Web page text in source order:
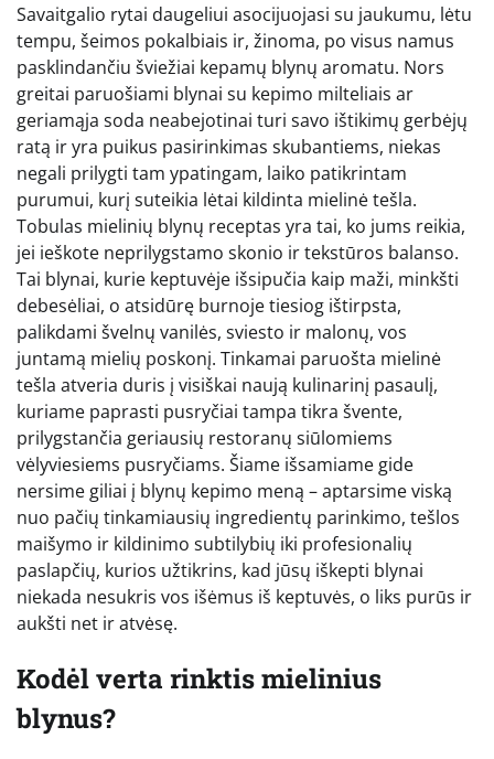
Savaitgalio rytai daugeliui asocijuojasi su jaukumu, lėtu
tempu, šeimos pokalbiais ir, žinoma, po visus namus
pasklindančiu šviežiai kepamų blynų aromatu. Nors
greitai paruošiami blynai su kepimo milteliais ar
geriamąja soda neabejotinai turi savo ištikimų gerbėjų
ratą ir yra puikus pasirinkimas skubantiems, niekas
negali prilygti tam ypatingam, laiko patikrintam
purumui, kurį suteikia lėtai kildinta mielinė tešla.
Tobulas mielinių blynų receptas yra tai, ko jums reikia,
jei ieškote neprilygstamo skonio ir tekstūros balanso.
Tai blynai, kurie keptuvėje išsipučia kaip maži, minkšti
debesėliai, o atsidūrę burnoje tiesiog ištirpsta,
palikdami švelnų vanilės, sviesto ir malonų, vos
juntamą mielių poskonį. Tinkamai paruošta mielinė
tešla atveria duris į visiškai naują kulinarinį pasaulį,
kuriame paprasti pusryčiai tampa tikra švente,
prilygstančia geriausių restoranų siūlomiems
vėlyviesiems pusryčiams. Šiame išsamiame gide
nersime giliai į blynų kepimo meną – aptarsime viską
nuo pačių tinkamiausių ingredientų parinkimo, tešlos
maišymo ir kildinimo subtilybių iki profesionalių
paslapčių, kurios užtikrins, kad jūsų iškepti blynai
niekada nesukris vos išėmus iš keptuvės, o liks purūs ir
aukšti net ir atvėsę.
Kodėl verta rinktis mielinius
blynus?